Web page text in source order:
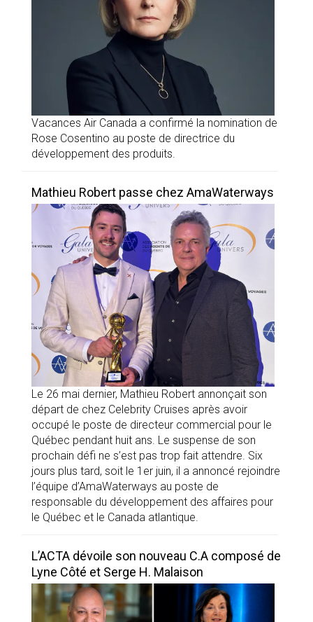
Vacances Air Canada a confirmé la nomination de
Rose Cosentino au poste de directrice du
développement des produits.
Mathieu Robert passe chez AmaWaterways
Le 26 mai dernier, Mathieu Robert annonçait son
départ de chez Celebrity Cruises après avoir
occupé le poste de directeur commercial pour le
Québec pendant huit ans. Le suspense de son
prochain défi ne s’est pas trop fait attendre. Six
jours plus tard, soit le 1er juin, il a annoncé rejoindre
l’équipe d’AmaWaterways au poste de
responsable du développement des affaires pour
le Québec et le Canada atlantique.
L’ACTA dévoile son nouveau C.A composé de
Lyne Côté et Serge H. Malaison